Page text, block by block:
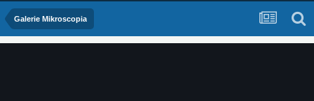
Galerie Mikroscopia